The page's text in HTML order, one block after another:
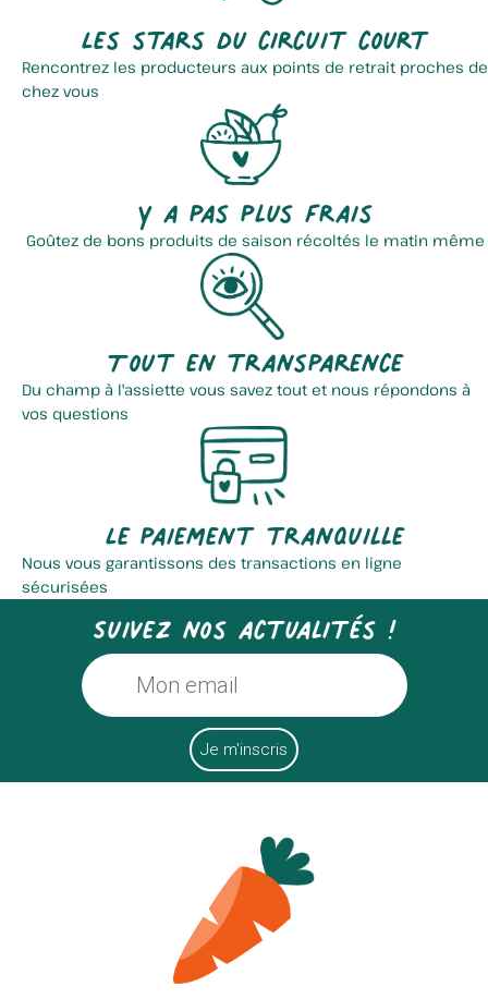
Les stars du circuit court
Rencontrez les producteurs aux points de retrait proches de
chez vous
Y a pas plus frais
Goûtez de bons produits de saison récoltés le matin même
Tout en transparence
Du champ à l'assiette vous savez tout et nous répondons à
vos questions
Le paiement tranquille
Nous vous garantissons des transactions en ligne
sécurisées
Suivez nos actualités !